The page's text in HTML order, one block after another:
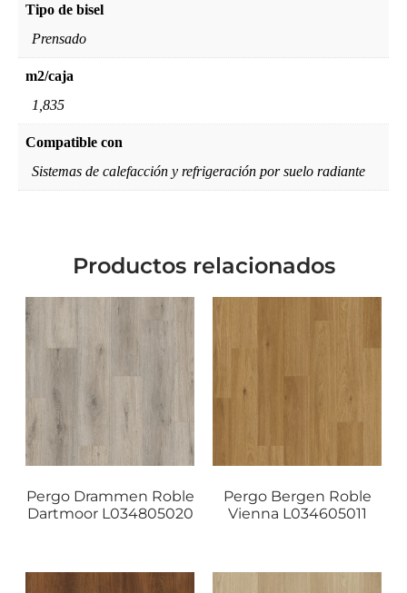
Tipo de bisel
Prensado
m2/caja
1,835
Compatible con
Sistemas de calefacción y refrigeración por suelo radiante
Productos relacionados
Pergo Drammen Roble
Dartmoor L034805020
Pergo Bergen Roble
Vienna L034605011